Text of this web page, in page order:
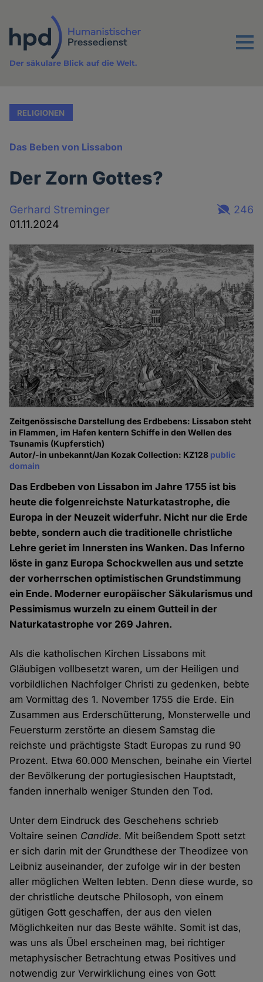
Inhalt
Menu
Der säkulare Blick auf die Welt.
RELIGIONEN
Das Beben von Lissabon
Der Zorn Gottes?
Gerhard Streminger
01.11.2024
246
Zeitgenössische Darstellung des Erdbebens: Lissabon steht
in Flammen, im Hafen kentern Schiffe in den Wellen des
Tsunamis (Kupferstich)
Autor/-in unbekannt/Jan Kozak Collection: KZ128 public
domain
Das Erdbeben von Lissabon im Jahre 1755 ist bis
heute die folgenreichste Naturkatastrophe, die
Europa in der Neuzeit widerfuhr. Nicht nur die Erde
bebte, sondern auch die traditionelle christliche
Lehre geriet im Innersten ins Wanken. Das Inferno
löste in ganz Europa Schockwellen aus und setzte
der vorherrschen optimistischen Grundstimmung
ein Ende. Moderner europäischer Säkularismus und
Pessimismus wurzeln zu einem Gutteil in der
Naturkatastrophe vor 269 Jahren.
Als die katholischen Kirchen Lissabons mit
Gläubigen vollbesetzt waren, um der Heiligen und
vorbildlichen Nachfolger Christi zu gedenken, bebte
am Vormittag des 1. November 1755 die Erde. Ein
Zusammen aus Erderschütterung, Monsterwelle und
Feuersturm zerstörte an diesem Samstag die
reichste und prächtigste Stadt Europas zu rund 90
Prozent. Etwa 60.000 Menschen, beinahe ein Viertel
der Bevölkerung der portugiesischen Hauptstadt,
fanden innerhalb weniger Stunden den Tod.
Unter dem Eindruck des Geschehens schrieb
Voltaire seinen Candide. Mit beißendem Spott setzt
er sich darin mit der Grundthese der Theodizee von
Leibniz auseinander, der zufolge wir in der besten
aller möglichen Welten lebten. Denn diese wurde, so
der christliche deutsche Philosoph, von einem
gütigen Gott geschaffen, der aus den vielen
Möglichkeiten nur das Beste wählte. Somit ist das,
was uns als Übel erscheinen mag, bei richtiger
metaphysischer Betrachtung etwas Positives und
notwendig zur Verwirklichung eines von Gott